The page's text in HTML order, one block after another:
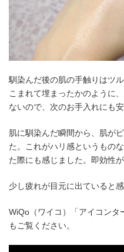
馴染んだ後の肌の手触りはツ
こまれて埋まったかのように
ないので、次のお手入れにも
肌に馴染んだ瞬間から、肌が
た。これがハリ感というもの
た際にも感じました。即効性が
少し疲れが目元に出ていると
WiQo（ワイコ）「アイコンタ
もご覧ください。